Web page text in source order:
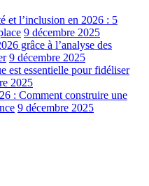
et l’inclusion en 2026 : 5
9 décembre 2025
grâce à l’analyse des
9 décembre 2025
est essentielle pour fidéliser
2025
: Comment construire une
9 décembre 2025